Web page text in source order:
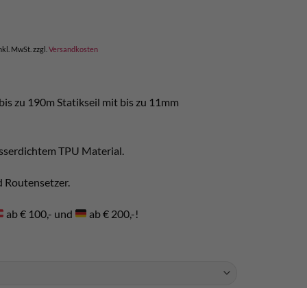
MwSt. zzgl. Versandkosten
zu 190m Statikseil mit bis zu 11mm
TPU Material.
ab € 100,- und ab € 200,-!